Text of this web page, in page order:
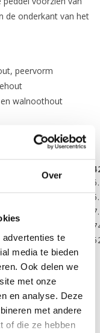
Over
te
media te bieden
Ook delen we
met onze
en analyse. Deze
met andere
of die ze hebben
de onderkant van het
peervorm
walnoothout
blokkering
137 cm (54”)
81.3 cm
55.9 cm
610 gram